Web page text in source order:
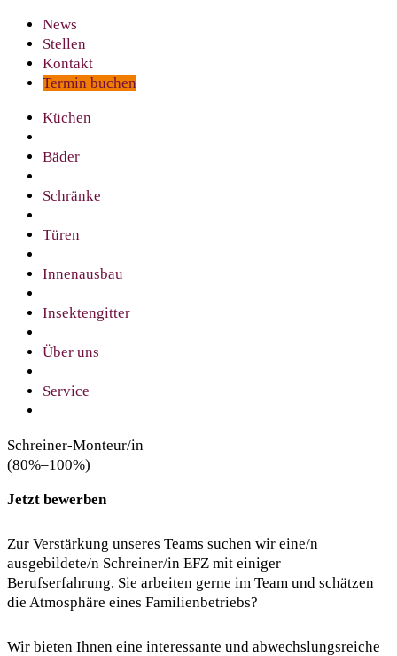
News
Stellen
Kontakt
Termin buchen
Küchen
Bäder
Schränke
Türen
Innenausbau
Insektengitter
Über uns
Service
Schreiner-Monteur/in
(80%–100%)
Jetzt bewerben
Zur Verstärkung unseres Teams suchen wir eine/n
ausgebildete/n Schreiner/in EFZ mit einiger
Berufserfahrung. Sie arbeiten gerne im Team und schätzen
die Atmosphäre eines Familienbetriebs?
Wir bieten Ihnen eine interessante und abwechslungsreiche